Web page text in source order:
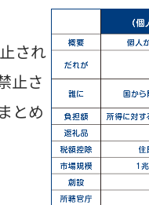
され
止さ
とめ